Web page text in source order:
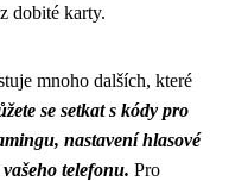
dobité karty.
mnoho dalších, které
se setkat s kódy pro
nastavení hlasové
telefonu. Pro